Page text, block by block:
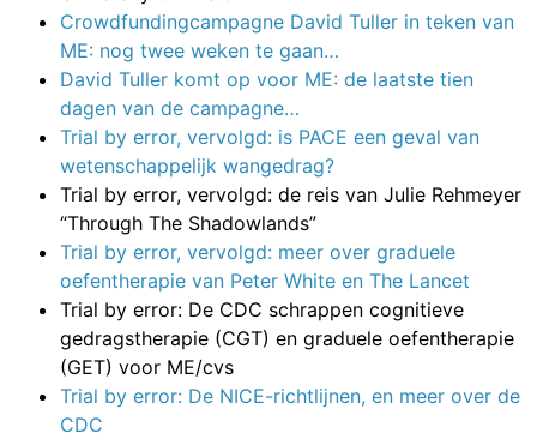
Crowdfundingcampagne David Tuller in teken van
ME: nog twee weken te gaan…
David Tuller komt op voor ME: de laatste tien
dagen van de campagne…
Trial by error, vervolgd: is PACE een geval van
wetenschappelijk wangedrag?
Trial by error, vervolgd: de reis van Julie Rehmeyer
“Through The Shadowlands”
Trial by error, vervolgd: meer over graduele
oefentherapie van Peter White en The Lancet
Trial by error: De CDC schrappen cognitieve
gedragstherapie (CGT) en graduele oefentherapie
(GET) voor ME/cvs
Trial by error: De NICE-richtlijnen, en meer over de
CDC